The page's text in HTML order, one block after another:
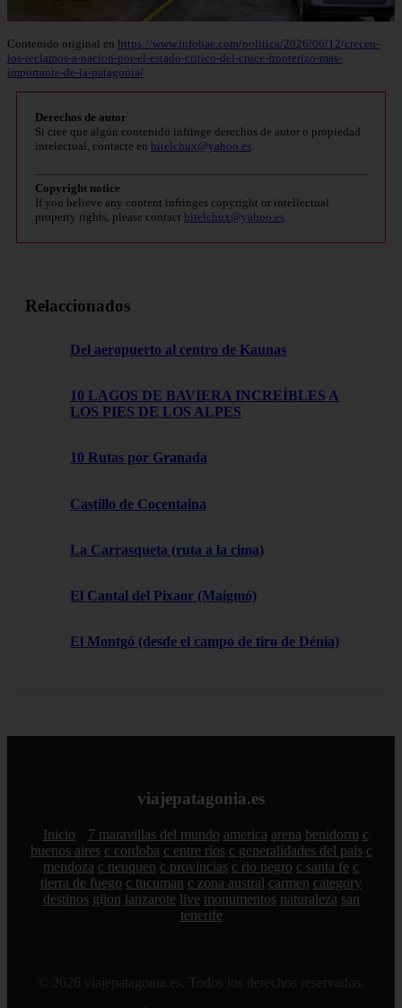
Contenido original en https://www.infobae.com/politica/2026/06/12/crecen-
los-reclamos-a-nacion-por-el-estado-critico-del-cruce-fronterizo-mas-
importante-de-la-patagonia/
Derechos de autor
Si cree que algún contenido infringe derechos de autor o propiedad
intelectual, contacte en bitelchux@yahoo.es.
Copyright notice
If you believe any content infringes copyright or intellectual
property rights, please contact bitelchux@yahoo.es.
Relaccionados
Del aeropuerto al centro de Kaunas
10 LAGOS DE BAVIERA INCREÍBLES A
LOS PIES DE LOS ALPES
10 Rutas por Granada
Castillo de Cocentaina
La Carrasqueta (ruta a la cima)
El Cantal del Pixaor (Maigmó)
El Montgó (desde el campo de tiro de Dénia)
viajepatagonia.es
Inicio 7 maravillas del mundo america arena benidorm c
buenos aires c cordoba c entre rios c generalidades del pais c
mendoza c neuquen c provincias c rio negro c santa fe c
tierra de fuego c tucuman c zona austral carmen category
destinos gijon lanzarote live monumentos naturaleza san
tenerife
© 2026 viajepatagonia.es. Todos los derechos reservados.